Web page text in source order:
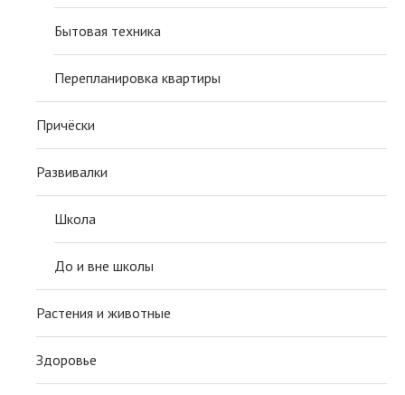
Бытовая техника
Перепланировка квартиры
Причёски
Развивалки
Школа
До и вне школы
Растения и животные
Здоровье